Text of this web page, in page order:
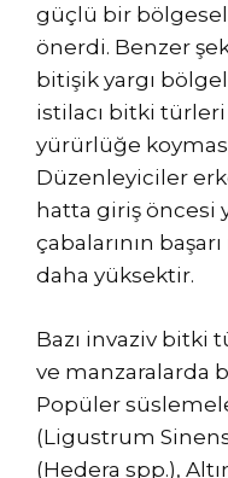
güçlü bir
önerdi. Benzer
bitişik yargı
istilacı bitki
yürürlüğe
Düzenleyiciler
hatta giriş öncesi
çabalarının başarı
daha yüksektir.
Bazı invaziv bitki
ve manzaralarda
Popüler
(Ligustrum
(Hedera spp.),